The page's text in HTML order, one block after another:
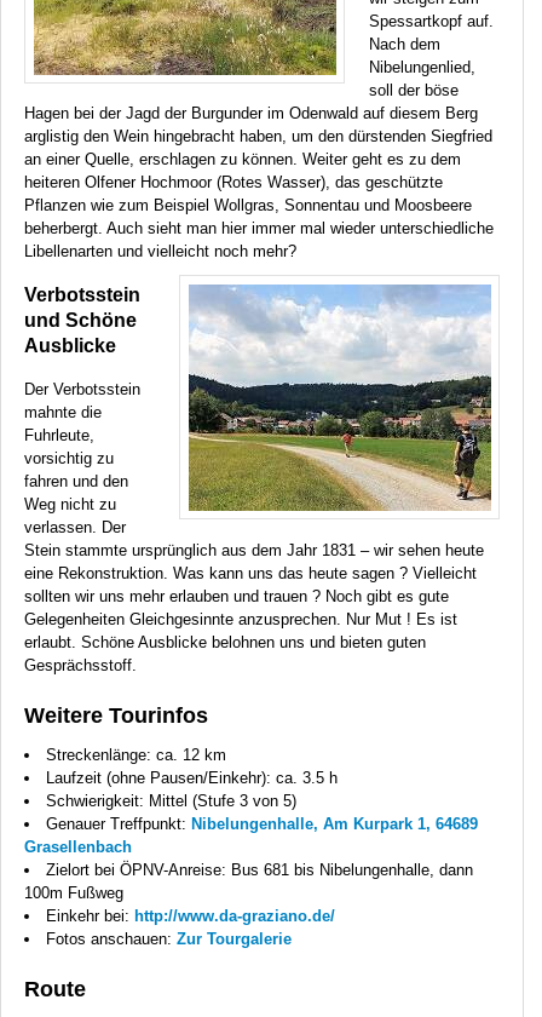
Spessartkopf auf.
Nach dem
Nibelungenlied,
soll der böse
Hagen bei der Jagd der Burgunder im Odenwald auf diesem Berg
arglistig den Wein hingebracht haben, um den dürstenden Siegfried
an einer Quelle, erschlagen zu können. Weiter geht es zu dem
heiteren Olfener Hochmoor (Rotes Wasser), das geschützte
Pflanzen wie zum Beispiel Wollgras, Sonnentau und Moosbeere
beherbergt. Auch sieht man hier immer mal wieder unterschiedliche
Libellenarten und vielleicht noch mehr?
Verbotsstein
und Schöne
Ausblicke
Der Verbotsstein
mahnte die
Fuhrleute,
vorsichtig zu
fahren und den
Weg nicht zu
verlassen. Der
Stein stammte ursprünglich aus dem Jahr 1831 – wir sehen heute
eine Rekonstruktion. Was kann uns das heute sagen ? Vielleicht
sollten wir uns mehr erlauben und trauen ? Noch gibt es gute
Gelegenheiten Gleichgesinnte anzusprechen. Nur Mut ! Es ist
erlaubt. Schöne Ausblicke belohnen uns und bieten guten
Gesprächsstoff.
Weitere Tourinfos
Streckenlänge: ca. 12 km
Laufzeit (ohne Pausen/Einkehr): ca. 3.5 h
Schwierigkeit: Mittel (Stufe 3 von 5)
Genauer Treffpunkt: Nibelungenhalle, Am Kurpark 1, 64689
Grasellenbach
Zielort bei ÖPNV-Anreise: Bus 681 bis Nibelungenhalle, dann
100m Fußweg
Einkehr bei: http://www.da-graziano.de/
Fotos anschauen: Zur Tourgalerie
Route